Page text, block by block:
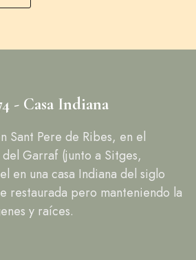
- Casa Indiana
Sant Pere de Ribes, en el
Garraf (junto a Sitges,
en una casa Indiana del siglo
restaurada pero manteniendo la
y raíces.